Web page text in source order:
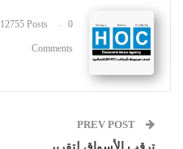
12755 Posts 0
Comments